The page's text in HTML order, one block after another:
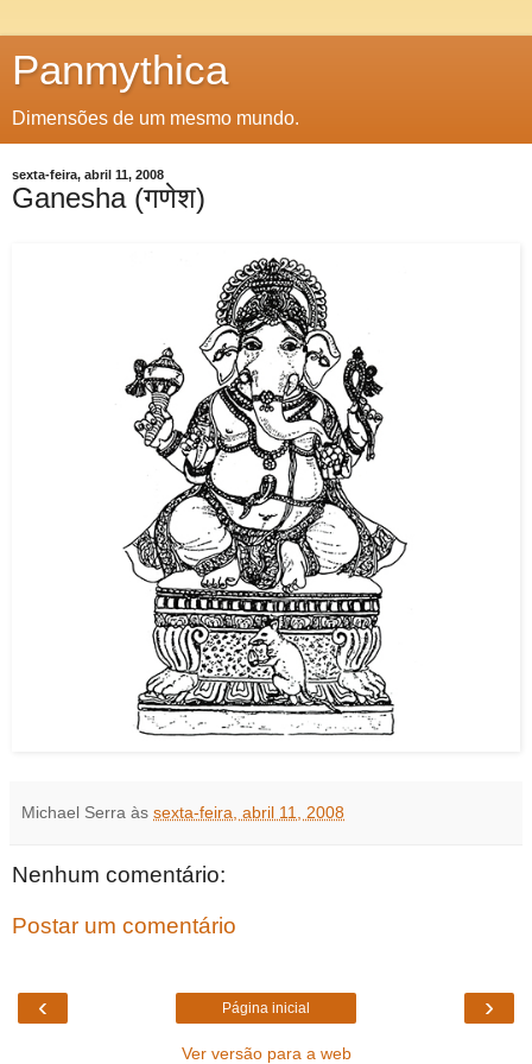
Panmythica
Dimensões de um mesmo mundo.
sexta-feira, abril 11, 2008
Ganesha (गणेश)
Michael Serra às sexta-feira, abril 11, 2008
Nenhum comentário:
Postar um comentário
‹ ›
Página inicial
Ver versão para a web